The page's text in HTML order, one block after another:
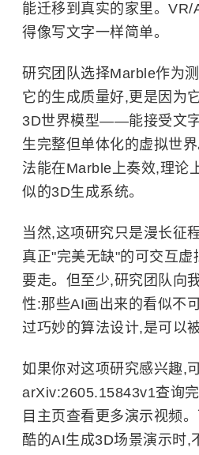
能迁移到真实的家里。VR/
得像写文字一样简单。
研究团队选择Marble作为
它的生成质量好,更是因为
3D世界模型——能接受文
生完整但单体化的虚拟世
法能在Marble上奏效,理论
似的3D生成系统。
当然,这项研究只是漫长征
真正"完美无缺"的可交互
要走。但至少,研究团队向
性:那些AI画出来的看似不
过巧妙的算法设计,是可以
如果你对这项研究感兴趣,
arXiv:2605.15843v1查询
目主页查看更多演示视频
酷的AI生成3D场景演示时,